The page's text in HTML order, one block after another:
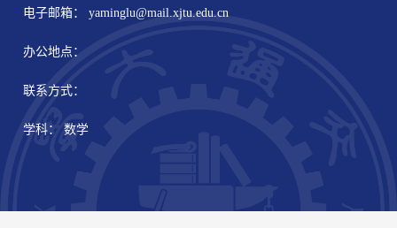
电子邮箱：yaminglu@mail.xjtu.edu.cn
办公地点：
联系方式：
学科： 数学